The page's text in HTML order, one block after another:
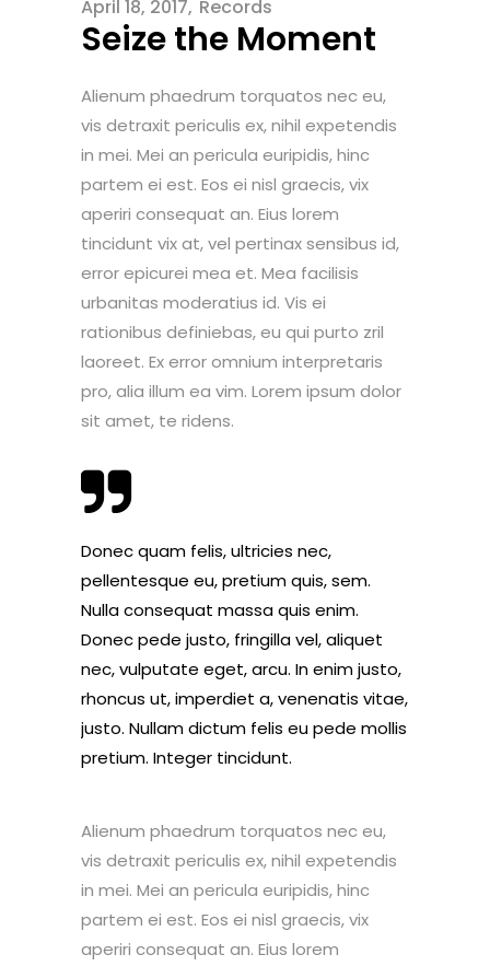
April 18, 2017 Records
Seize the Moment
Alienum phaedrum torquatos nec eu,
vis detraxit periculis ex, nihil expetendis
in mei. Mei an pericula euripidis, hinc
partem ei est. Eos ei nisl graecis, vix
aperiri consequat an. Eius lorem
tincidunt vix at, vel pertinax sensibus id,
error epicurei mea et. Mea facilisis
urbanitas moderatius id. Vis ei
rationibus definiebas, eu qui purto zril
laoreet. Ex error omnium interpretaris
pro, alia illum ea vim. Lorem ipsum dolor
sit amet, te ridens.
Donec quam felis, ultricies nec,
pellentesque eu, pretium quis, sem.
Nulla consequat massa quis enim.
Donec pede justo, fringilla vel, aliquet
nec, vulputate eget, arcu. In enim justo,
rhoncus ut, imperdiet a, venenatis vitae,
justo. Nullam dictum felis eu pede mollis
pretium. Integer tincidunt.
Alienum phaedrum torquatos nec eu,
vis detraxit periculis ex, nihil expetendis
in mei. Mei an pericula euripidis, hinc
partem ei est. Eos ei nisl graecis, vix
aperiri consequat an. Eius lorem